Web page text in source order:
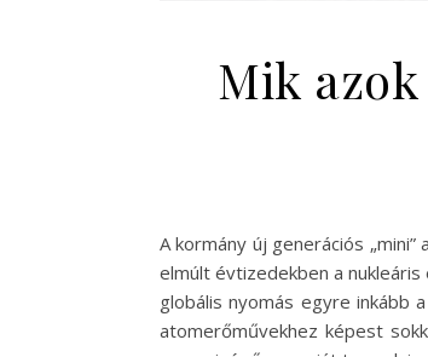
Mik
A kormány új generációs
elmúlt évtizedekben a
globális nyomás egyre inkább
atomerőművekhez képest